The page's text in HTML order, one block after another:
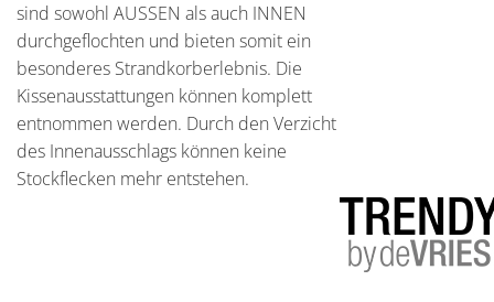
sind sowohl AUSSEN als auch INNEN
durchgeflochten und bieten somit ein
besonderes Strandkorberlebnis. Die
Kissenausstattungen können komplett
entnommen werden. Durch den Verzicht
des Innenausschlags können keine
Stockflecken mehr entstehen.